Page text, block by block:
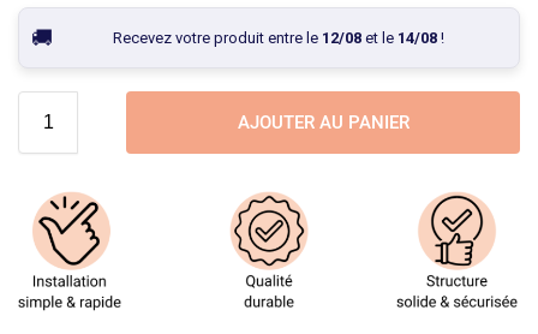
Recevez votre produit entre le 12/08et le 14/08!
AJOUTER AU PANIER